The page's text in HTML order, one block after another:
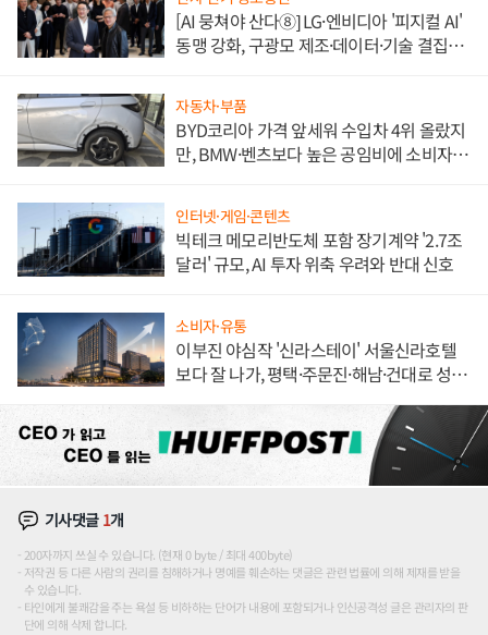
[AI 뭉쳐야 산다⑧] LG·엔비디아 '피지컬 AI'
동맹 강화, 구광모 제조·데이터·기술 결집
자동차·부품
BYD코리아 가격 앞세워 수입차 4위 올랐지
만, BMW·벤츠보다 높은 공임비에 소비자
인터넷·게임·콘텐츠
빅테크 메모리반도체 포함 장기계약 '2.7조
달러' 규모, AI 투자 위축 우려와 반대 신호
소비자·유통
이부진 야심작 '신라스테이' 서울신라호텔
보다 잘 나가, 평택·주문진·해남·건대로 성
기사댓글 1개
200자까지 쓰실 수 있습니다. (현재 0 byte / 최대 400byte)
저작권 등 다른 사람의 권리를 침해하거나 명예를 훼손하는 댓글은 관련 법률에 의해 제재를 받을
수 있습니다.
타인에게 불쾌감을 주는 욕설 등 비하하는 단어가 내용에 포함되거나 인신공격성 글은 관리자의 판
단에 의해 삭제 합니다.